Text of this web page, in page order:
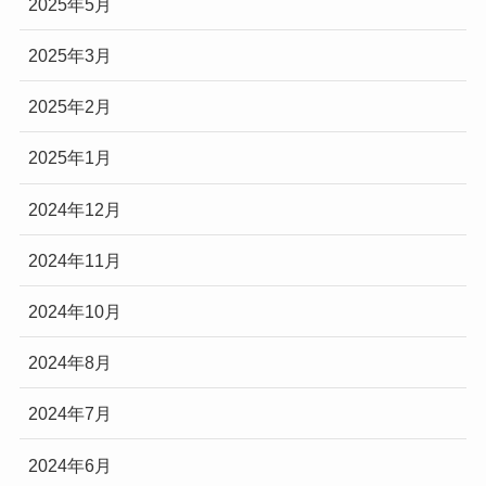
2025年5月
2025年3月
2025年2月
2025年1月
2024年12月
2024年11月
2024年10月
2024年8月
2024年7月
2024年6月